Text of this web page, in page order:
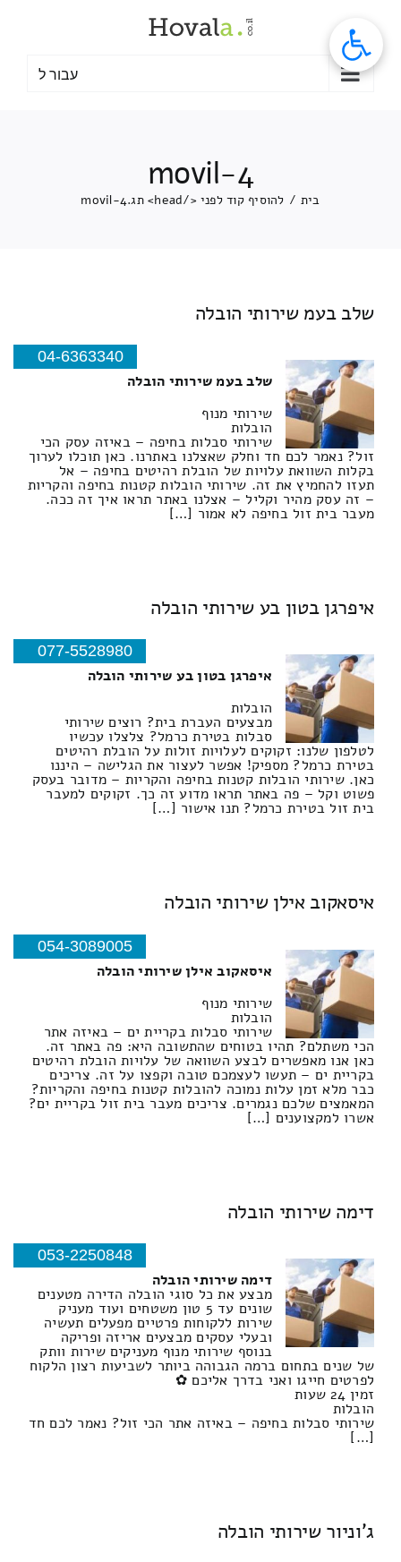
עבור ל
movil-4
בית / להוסיף קוד לפני </head> תג. movil-4
שלב בעמ שירותי הובלה
04-6363340
שלב בעמ שירותי הובלה
שירותי מנוף
הובלות
שירותי סבלות בחיפה – באיזה עסק הכי
זול? נאמר לכם חד וחלק שאצלנו באתרנו. כאן תוכלו לערוך
בקלות השוואת עלויות של הובלת רהיטים בחיפה – אל
תעזו להחמיץ את זה. שירותי הובלות קטנות בחיפה והקריות
– זה עסק מהיר וקליל – אצלנו באתר תראו איך זה ככה.
מעבר בית זול בחיפה לא אמור […]
איפרגן בטון בע שירותי הובלה
077-5528980
איפרגן בטון בע שירותי הובלה
הובלות
מבצעים העברת בית? רוצים שירותי
סבלות בטירת כרמל? צלצלו עכשיו
לטלפון שלנו: זקוקים לעלויות זולות על הובלת רהיטים
בטירת כרמל? מספיק! אפשר לעצור את הגלישה – היננו
כאן. שירותי הובלות קטנות בחיפה והקריות – מדובר בעסק
פשוט וקל – פה באתר תראו מדוע זה כך. זקוקים למעבר
בית זול בטירת כרמל? תנו אישור […]
איסאקוב אילן שירותי הובלה
054-3089005
איסאקוב אילן שירותי הובלה
שירותי מנוף
הובלות
שירותי סבלות בקריית ים – באיזה אתר
הכי משתלם? תהיו בטוחים שהתשובה היא: פה באתר זה.
כאן אנו מאפשרים לבצע השוואה של עלויות הובלת רהיטים
בקריית ים – תעשו לעצמכם טובה וקפצו על זה. צריכים
כבר מלא זמן עלות נמוכה להובלות קטנות בחיפה והקריות?
המאמצים שלכם נגמרים. צריכים מעבר בית זול בקריית ים?
אשרו למקצוענים […]
דימה שירותי הובלה
053-2250848
דימה שירותי הובלה
מבצע את כל סוגי הובלה הדירה מטענים
שונים עד 5 טון משטחים ועוד מעניק
שירות ללקוחות פרטיים מפעלים תעשיה
ובעלי עסקים מבצעים אריזה ופריקה
בנוסף שירותי מנוף מעניקים שירות וותק
של שנים בתחום ברמה הגבוהה ביותר לשביעות רצון הלקוח
לפרטים חייגו ואני בדרך אליכם ✿
זמין 24 שעות
הובלות
שירותי סבלות בחיפה – באיזה אתר הכי זול? נאמר לכם חד
[…]
ג'וניור שירותי הובלה